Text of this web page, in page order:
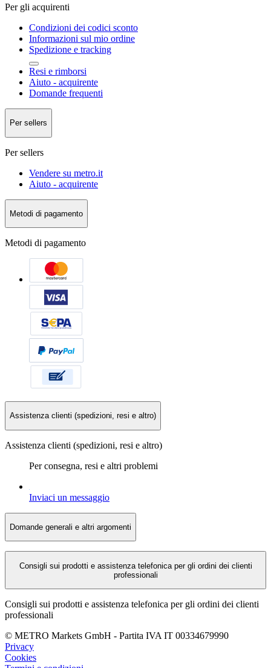
Per gli acquirenti
Condizioni dei codici sconto
Informazioni sul mio ordine
Spedizione e tracking
Resi e rimborsi
Aiuto - acquirente
Domande frequenti
Per sellers
Per sellers
Vendere su metro.it
Aiuto - acquirente
Metodi di pagamento
Metodi di pagamento
Assistenza clienti (spedizioni, resi e altro)
Assistenza clienti (spedizioni, resi e altro)
Per consegna, resi e altri problemi
Inviaci un messaggio
Domande generali e altri argomenti
Consigli sui prodotti e assistenza telefonica per gli ordini dei clienti
professionali
Consigli sui prodotti e assistenza telefonica per gli ordini dei clienti
professionali
© METRO Markets GmbH - Partita IVA IT 00334679990
Privacy
Cookies